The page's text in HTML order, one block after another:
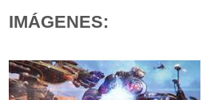
IMÁGENES: